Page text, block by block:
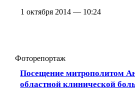
1 октября 2014 — 10:24
Фоторепортаж
Посещение митрополитом
областной клинической